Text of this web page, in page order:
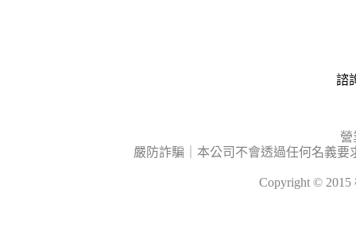
諮
營
嚴防詐騙｜本公司不會透過任何名義
Copyright ©